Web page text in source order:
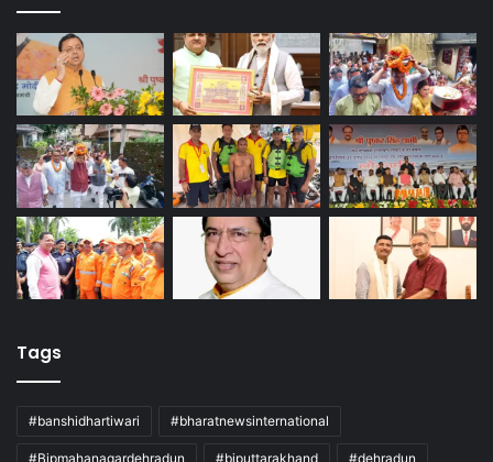
Tags
#banshidhartiwari #bharatnewsinternational
#Bjpmahanagardehradun #bjputtarakhand #dehradun